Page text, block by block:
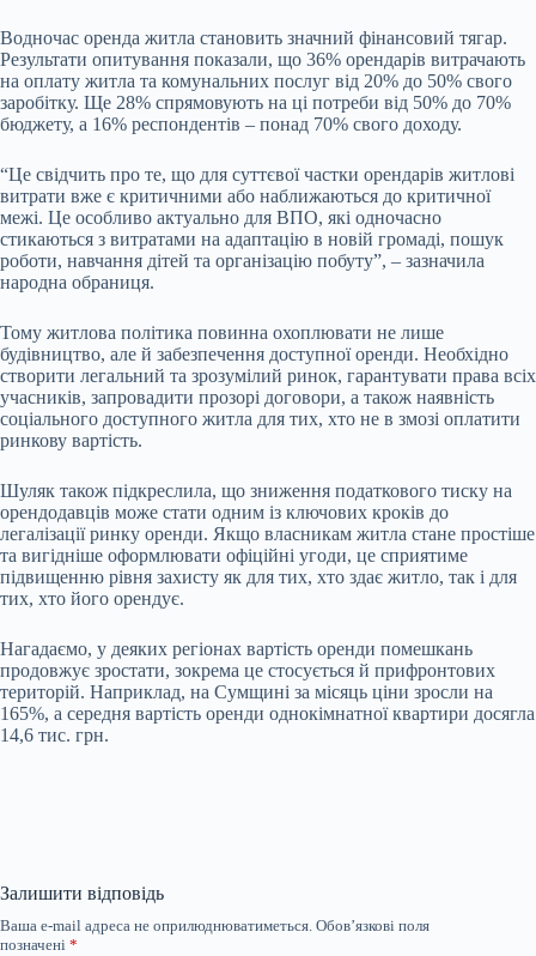
Водночас оренда житла становить значний фінансовий тягар.
Результати опитування показали, що 36% орендарів витрачають
на оплату житла та комунальних послуг від 20% до 50% свого
заробітку. Ще 28% спрямовують на ці потреби від 50% до 70%
бюджету, а 16% респондентів – понад 70% свого доходу.
“Це свідчить про те, що для суттєвої частки орендарів житлові
витрати вже є критичними або наближаються до критичної
межі. Це особливо актуально для ВПО, які одночасно
стикаються з витратами на адаптацію в новій громаді, пошук
роботи, навчання дітей та організацію побуту”, – зазначила
народна обраниця.
Тому житлова політика повинна охоплювати не лише
будівництво, але й забезпечення доступної оренди. Необхідно
створити легальний та зрозумілий ринок, гарантувати права всіх
учасників, запровадити прозорі договори, а також наявність
соціального доступного житла для тих, хто не в змозі оплатити
ринкову вартість.
Шуляк також підкреслила, що зниження податкового тиску на
орендодавців може стати одним із ключових кроків до
легалізації ринку оренди. Якщо власникам житла стане простіше
та вигідніше оформлювати офіційні угоди, це сприятиме
підвищенню рівня захисту як для тих, хто здає житло, так і для
тих, хто його орендує.
Нагадаємо, у деяких регіонах вартість оренди помешкань
продовжує зростати, зокрема це стосується й прифронтових
територій. Наприклад, на Сумщині за місяць ціни зросли на
165%, а середня вартість оренди однокімнатної квартири досягла
14,6 тис. грн.
Залишити відповідь
Ваша e-mail адреса не оприлюднюватиметься. Обов’язкові поля
позначені *